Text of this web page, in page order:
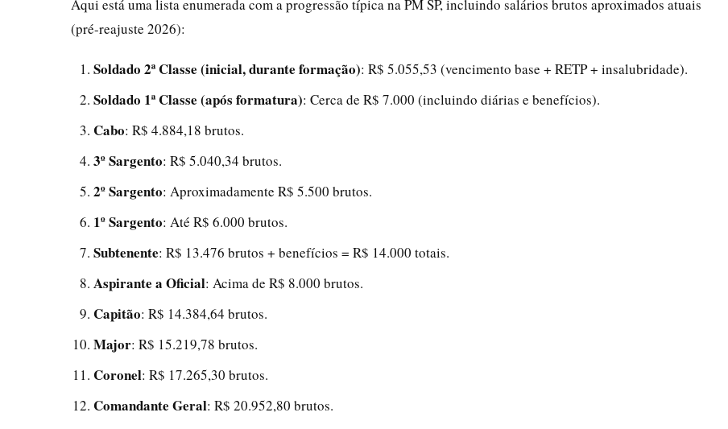
Aqui está uma lista enumerada com a progressão típica na PM SP, incluindo salários brutos aproximados atuais
(pré-reajuste 2026):
Soldado 2ª Classe (inicial, durante formação): R$ 5.055,53 (vencimento base + RETP + insalubridade).
Soldado 1ª Classe (após formatura): Cerca de R$ 7.000 (incluindo diárias e benefícios).
Cabo: R$ 4.884,18 brutos.
3º Sargento: R$ 5.040,34 brutos.
2º Sargento: Aproximadamente R$ 5.500 brutos.
1º Sargento: Até R$ 6.000 brutos.
Subtenente: R$ 13.476 brutos + benefícios = R$ 14.000 totais.
Aspirante a Oficial: Acima de R$ 8.000 brutos.
Capitão: R$ 14.384,64 brutos.
Major: R$ 15.219,78 brutos.
Coronel: R$ 17.265,30 brutos.
Comandante Geral: R$ 20.952,80 brutos.